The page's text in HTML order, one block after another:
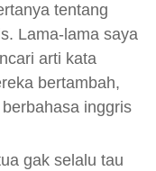
tentang
Lama-lama saya
arti kata
bertambah,
inggris
gak selalu tau